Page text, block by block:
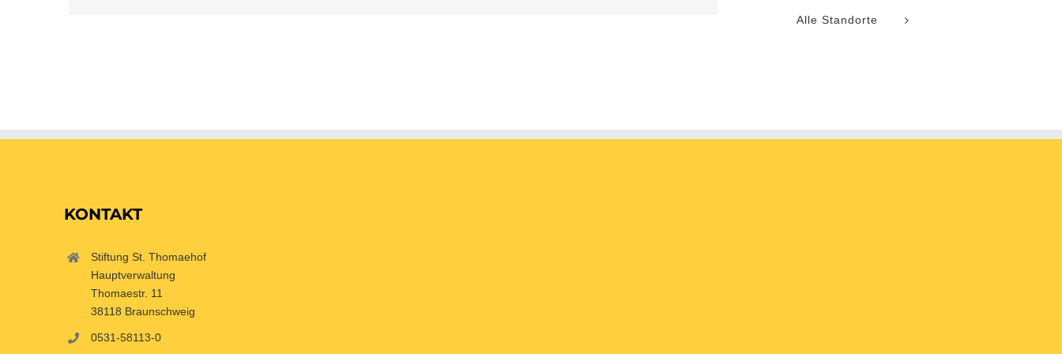
Alle Standorte
KONTAKT
Stiftung St. Thomaehof
Hauptverwaltung
Thomaestr. 11
38118 Braunschweig
0531-58113-0